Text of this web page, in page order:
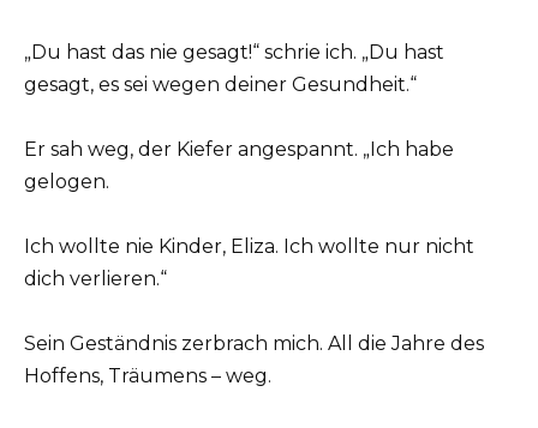
„Du hast das nie gesagt!“ schrie ich. „Du hast
gesagt, es sei wegen deiner Gesundheit.“
Er sah weg, der Kiefer angespannt. „Ich habe
gelogen.
Ich wollte nie Kinder, Eliza. Ich wollte nur nicht
dich verlieren.“
Sein Geständnis zerbrach mich. All die Jahre des
Hoffens, Träumens – weg.